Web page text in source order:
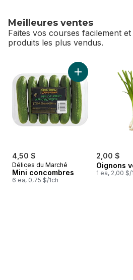
Meilleures ventes
Faites vos courses facilement
produits les plus vendus.
sauter Meilleures ventes
4,50 $
Délices du Marché
Mini concombres
6 ea, 0,75 $/1ch
Ajouter Mini
2,00 $
Oignons
1 ea, 2,00 $/